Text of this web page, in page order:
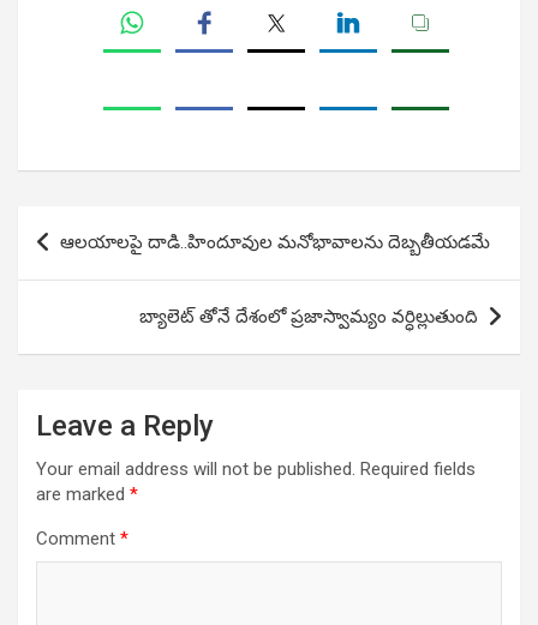
Post
navigation
ఆలయాలపై దాడి..హిందూవుల మనోభావాలను దెబ్బతీయడమే
బ్యాలెట్ తోనే దేశంలో ప్రజాస్వామ్యం వర్ధిల్లుతుంది
Leave a Reply
Your email address will not be published. Required fields
are marked *
Comment *